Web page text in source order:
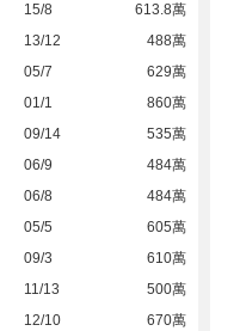
15/8
613.8萬
13/12
488萬
05/7
629萬
01/1
860萬
09/14
535萬
06/9
484萬
06/8
484萬
05/5
605萬
09/3
610萬
11/13
500萬
12/10 670萬